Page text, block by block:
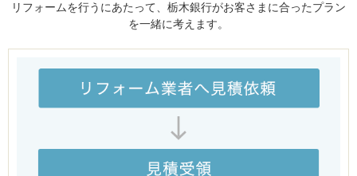
リフォームを行うにあたって、栃木銀行がお客さまに合ったプラン
を一緒に考えます。